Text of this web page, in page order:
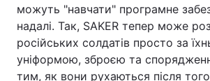
можуть "навчати" програмне
надалі. Так, SAKER тепер може
російських солдатів просто за
уніформою, зброєю та
тим, як вони рухаються після